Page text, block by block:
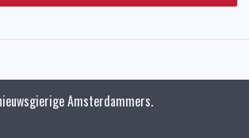
Amsterdammers.